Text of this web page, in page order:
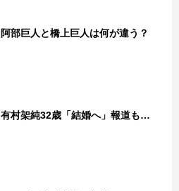
阿部巨人と橋上巨人は何が違う？
有村架純32歳「結婚へ」報道も…